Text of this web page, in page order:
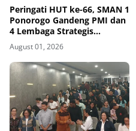
Peringati HUT ke-66, SMAN 1
Ponorogo Gandeng PMI dan
4 Lembaga Strategis
Tegakkan Sekolah
Berintegritas, Sesmenko
Dorong Sinergi Alumni
Nasional
August 01, 2026